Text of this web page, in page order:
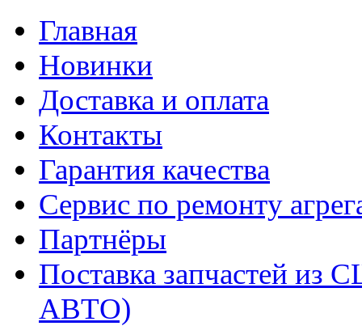
Главная
Новинки
Доставка и оплата
Контакты
Гарантия качества
Сервис по ремонту
Партнёры
Поставка запчастей
АВТО)